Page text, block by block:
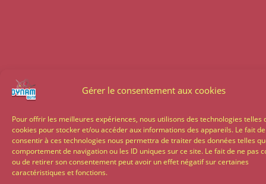
Gérer le consentement aux cookies
Pour offrir les meilleures expériences, nous utilisons des technologies telles
cookies pour stocker et/ou accéder aux informations des appareils. Le fait de
consentir à ces technologies nous permettra de traiter des données telles
comportement de navigation ou les ID uniques sur ce site. Le fait de ne pas
ou de retirer son consentement peut avoir un effet négatif sur certaines
caractéristiques et fonctions.